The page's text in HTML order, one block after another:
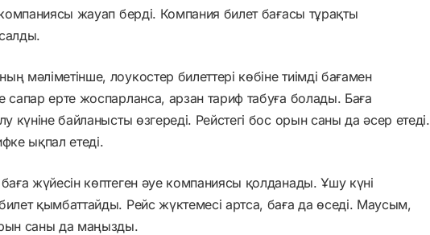
жауап берді. Компания билет бағасы тұрақты
мәліметінше, лоукостер билеттері көбіне тиімді бағамен
ерте жоспарланса, арзан тариф табуға болады. Баға
күніне байланысты өзгереді. Рейстегі бос орын саны да әсер етеді.
ықпал етеді.
жүйесін көптеген әуе компаниясы қолданады. Ұшу күні
қымбаттайды. Рейс жүктемесі артса, баға да өседі. Маусым,
саны да маңызды.